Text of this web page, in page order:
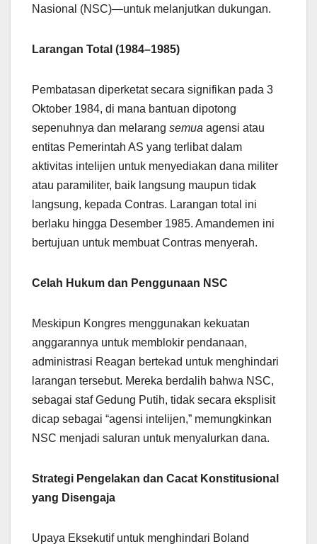
Nasional (NSC)—untuk melanjutkan dukungan.
Larangan Total (1984–1985)
Pembatasan diperketat secara signifikan pada 3
Oktober 1984, di mana bantuan dipotong
sepenuhnya dan melarang semua agensi atau
entitas Pemerintah AS yang terlibat dalam
aktivitas intelijen untuk menyediakan dana militer
atau paramiliter, baik langsung maupun tidak
langsung, kepada Contras. Larangan total ini
berlaku hingga Desember 1985. Amandemen ini
bertujuan untuk membuat Contras menyerah.
Celah Hukum dan Penggunaan NSC
Meskipun Kongres menggunakan kekuatan
anggarannya untuk memblokir pendanaan,
administrasi Reagan bertekad untuk menghindari
larangan tersebut. Mereka berdalih bahwa NSC,
sebagai staf Gedung Putih, tidak secara eksplisit
dicap sebagai “agensi intelijen,” memungkinkan
NSC menjadi saluran untuk menyalurkan dana.
Strategi Pengelakan dan Cacat Konstitusional
yang Disengaja
Upaya Eksekutif untuk menghindari Boland